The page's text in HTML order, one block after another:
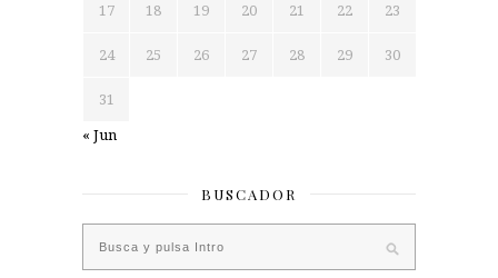
17 18 19 20 21 22 23
24 25 26 27 28 29 30
31
« Jun
BUSCADOR